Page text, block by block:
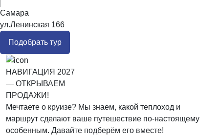
Самара
ул.Ленинская 166
Подобрать тур
НАВИГАЦИЯ 2027
— ОТКРЫВАЕМ
ПРОДАЖИ!
Мечтаете о круизе? Мы знаем, какой теплоход и
маршрут сделают ваше путешествие по-настоящему
особенным. Давайте подберём его вместе!